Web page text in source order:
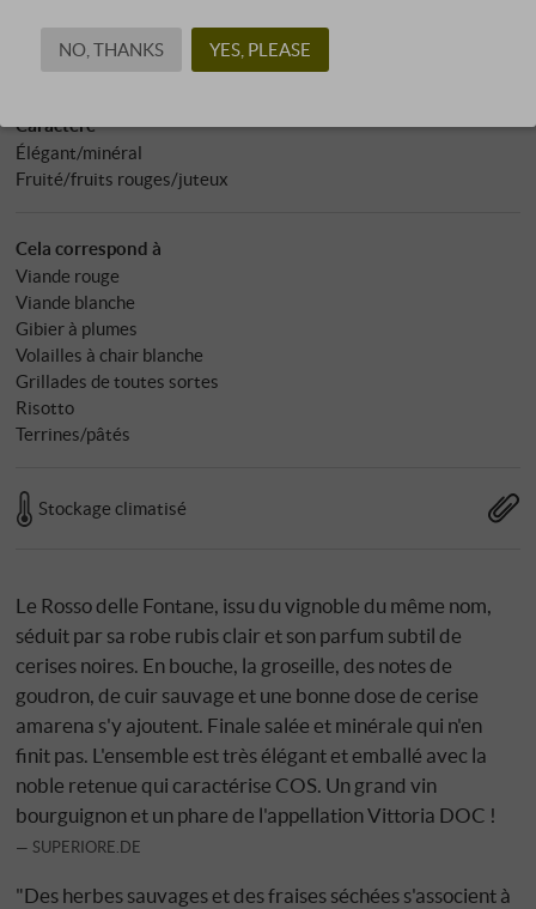
Allergènes
contient des sulfites
Caractère
Élégant/minéral
Fruité/fruits rouges/juteux
Cela correspond à
Viande rouge
Viande blanche
Gibier à plumes
Volailles à chair blanche
Grillades de toutes sortes
Risotto
Terrines/pâtés
Stockage climatisé
Le Rosso delle Fontane, issu du vignoble du même nom,
séduit par sa robe rubis clair et son parfum subtil de
cerises noires. En bouche, la groseille, des notes de
goudron, de cuir sauvage et une bonne dose de cerise
amarena s'y ajoutent. Finale salée et minérale qui n'en
finit pas. L'ensemble est très élégant et emballé avec la
noble retenue qui caractérise COS. Un grand vin
bourguignon et un phare de l'appellation Vittoria DOC !
SUPERIORE.DE
"Des herbes sauvages et des fraises séchées s'associent à
NO, THANKS YES, PLEASE